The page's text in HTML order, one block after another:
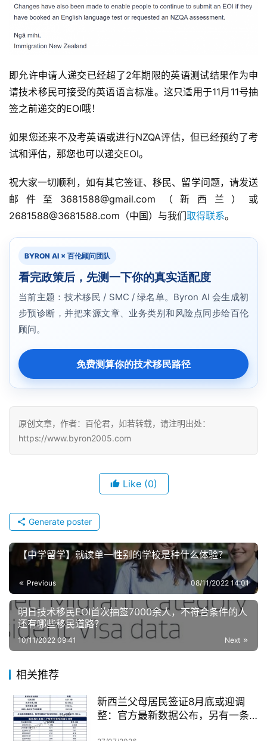
我
们
技
移
民
投
资
移
聚
签
证
新
西
留
访
问
即允许申请人递交已经超了2年期限的英语测试结果作为申
请技术移民可接受的英语语言标准。这只适用于11月11号抽
签之前递交的EOI哦！
如果您还来不及考英语或进行NZQA评估，但已经预约了考
试和评估，那您也可以递交EOI。
祝大家一切顺利，如有其它签证、移民、留学问题，请发送
邮件至3681588@gmail.com（新西兰）或
2681588@3681588.com（中国）与我们取得联系。
BYRON AI × 百伦顾问团队
看完政策后，先测一下你的真实适配度
当前主题：技术移民 / SMC / 绿名单。Byron AI 会生成初
步预诊断，并把来源文章、业务类别和风险点同步给百伦
顾问。
免费测算你的技术移民路径
原创文章，作者：百伦君，如若转载，请注明出处：
https://www.byron2005.com
Like (0)
Generate poster
【中学留学】就读单一性别的学校是种什么体验？
Previous 08/11/2022 14:01
明日技术移民EOI首次抽签7000余人，不符合条件的人
还有哪些移民道路？
Next
10/11/2022 09:41
相关推荐
新西兰父母居民签证8月底或迎调
整：官方最新数据公布，另有一条